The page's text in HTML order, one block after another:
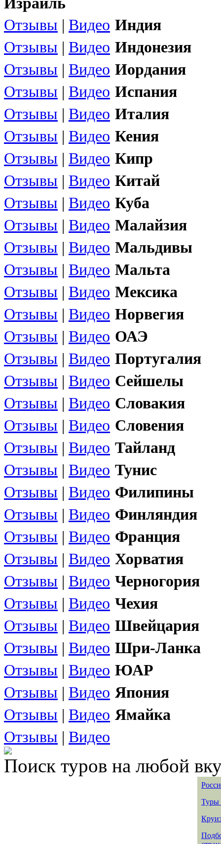
Отзывы | Видео Индия
Отзывы | Видео Индонезия
Отзывы | Видео Иордания
Отзывы | Видео Испания
Отзывы | Видео Италия
Отзывы | Видео Кения
Отзывы | Видео Кипр
Отзывы | Видео Китай
Отзывы | Видео Куба
Отзывы | Видео Малайзия
Отзывы | Видео Мальдивы
Отзывы | Видео Мальта
Отзывы | Видео Мексика
Отзывы | Видео Норвегия
Отзывы | Видео ОАЭ
Отзывы | Видео Португалия
Отзывы | Видео Сейшелы
Отзывы | Видео Словакия
Отзывы | Видео Словения
Отзывы | Видео Тайланд
Отзывы | Видео Тунис
Отзывы | Видео Филипины
Отзывы | Видео Финляндия
Отзывы | Видео Франция
Отзывы | Видео Хорватия
Отзывы | Видео Черногория
Отзывы | Видео Чехия
Отзывы | Видео Швейцария
Отзывы | Видео Шри-Ланка
Отзывы | Видео ЮАР
Отзывы | Видео Япония
Отзывы | Видео Ямайка
Отзывы | Видео
Поиск туров на любой
Туры